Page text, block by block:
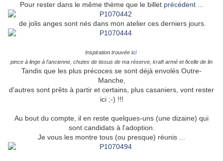
Pour rester dans le même thème que le billet précédent...
de jolis anges sont nés dans mon atelier ces derniers jours.
Inspiration trouvée ici
pince à linge à l'ancienne, chutes de tissus de ma réserve, kraft armé et ficelle de lin
Tandis que les plus précoces se sont déjà envolés Outre-
Manche,
d'autres sont prêts à partir et certains, plus casaniers, vont rester
ici ;-) !!!
Au bout du compte, il en reste quelques-uns (une dizaine) qui
sont candidats à l'adoption.
Je vous les montre tous (ou presque) réunis ...